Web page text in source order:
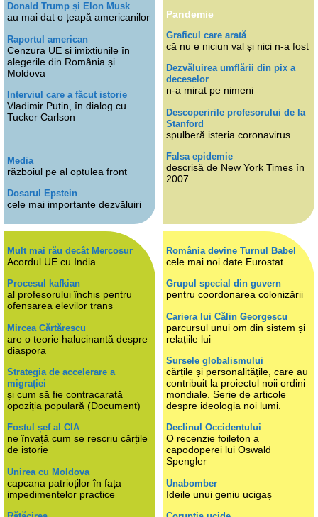
Donald Trump și Elon Musk
au mai dat o țeapă americanilor
Raportul american
Cenzura UE și imixtiunile în
alegerile din România și
Moldova
Interviul care a făcut istorie
Vladimir Putin, în dialog cu
Tucker Carlson
Media
războiul pe al optulea front
Dosarul Epstein
cele mai importante dezvăluiri
Pandemie
Graficul care arată
că nu e niciun val și nici n-a fost
Dezvăluirea umflării din pix a
deceselor
n-a mirat pe nimeni
Descoperirile profesorului de la
Stanford
spulberă isteria coronavirus
Falsa epidemie
descrisă de New York Times în
2007
Mult mai rău decât Mercosur
Acordul UE cu India
Procesul kafkian
al profesorului închis pentru
ofensarea elevilor trans
Mircea Cărtărescu
are o teorie halucinantă despre
diaspora
Strategia de accelerare a
migrației
și cum să fie contracarată
opoziția populară (Document)
Fostul șef al CIA
ne învață cum se rescriu cărțile
de istorie
Unirea cu Moldova
capcana patrioților în fața
impedimentelor practice
România devine Turnul Babel
cele mai noi date Eurostat
Grupul special din guvern
pentru coordonarea colonizării
Cariera lui Călin Georgescu
parcursul unui om din sistem și
relațiile lui
Sursele globalismului
cărțile și personalitățile, care au
contribuit la proiectul noii ordini
mondiale. Serie de articole
despre ideologia noi lumi.
Declinul Occidentului
O recenzie foileton a
capodoperei lui Oswald
Spengler
Unabomber
Ideile unui geniu ucigaș